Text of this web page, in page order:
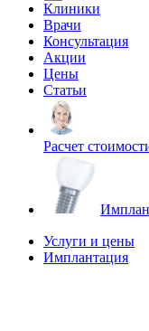
Клиники
Врачи
Консультация
Акции
Цены
Статьи
Расчет
Услуги и цены
Имплантация